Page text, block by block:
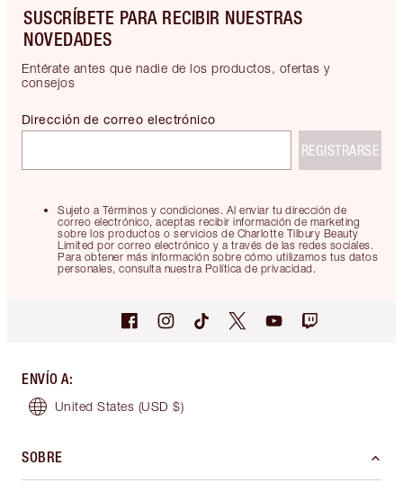
SUSCRÍBETE PARA RECIBIR NUESTRAS
NOVEDADES
Entérate antes que nadie de los productos, ofertas y
consejos
Sujeto a Términos y condiciones. Al enviar tu dirección de
correo electrónico, aceptas recibir información de marketing
sobre los productos o servicios de Charlotte Tilbury Beauty
Limited por correo electrónico y a través de las redes sociales.
Para obtener más información sobre cómo utilizamos tus datos
personales, consulta nuestra Política de privacidad.
Dirección de correo electrónico
REGISTRARSE
ENVÍO A:
United States (USD $)
SOBRE